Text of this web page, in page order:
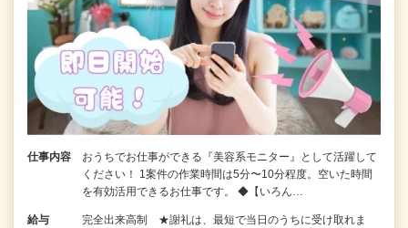
仕事内容
おうちでお仕事ができる『美容系モニター』として活躍して
ください！ 1案件の作業時間は5分〜10分程度。空いた時間
を有効活用できるお仕事です。 ◆【いろん…
給与
完全出来高制 ★謝礼は、最短で当日のうちに受け取れま